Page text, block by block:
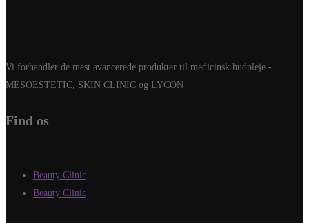
Vi forhandler de mest avancerede produkter til medicinsk hudpleje -
MESOESTETIC, SKIN CLINIC og LYCON
Find os
Beauty Clinic
Beauty Clinic